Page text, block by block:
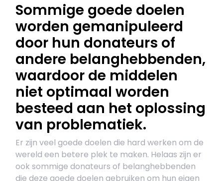
Sommige goede doelen
worden gemanipuleerd
door hun donateurs of
andere belanghebbenden,
waardoor de middelen
niet optimaal worden
besteed aan het oplossing
van problematiek.
Er zijn veel goede doelen die hard werken om de
wereld een betere plek te maken. Helaas zijn er
ook sommige donateurs of belanghebbenden
die deze goede doelen gebruiken om hun eigen